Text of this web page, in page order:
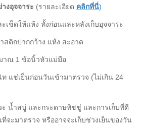
งอุจจาระ (รายละเอียด คลิกที่นี่)
เช็ดให้แห้ง ทั้งก่อนและหลังเก็บอุจจาระ
สติกปากกว้าง แห้ง สะอาด
าณ 1 ข้อนิ้วหัวแม่มือ
แช่เย็นก่อนวันเข้ามาตรวจ (ไม่เกิน 24
ะ น้ำสบู่ และกระดาษทิชชู่ และการเก็บที่ดี
จะมาตรวจ หรืออาจจะเก็บช่วงเย็นของวัน